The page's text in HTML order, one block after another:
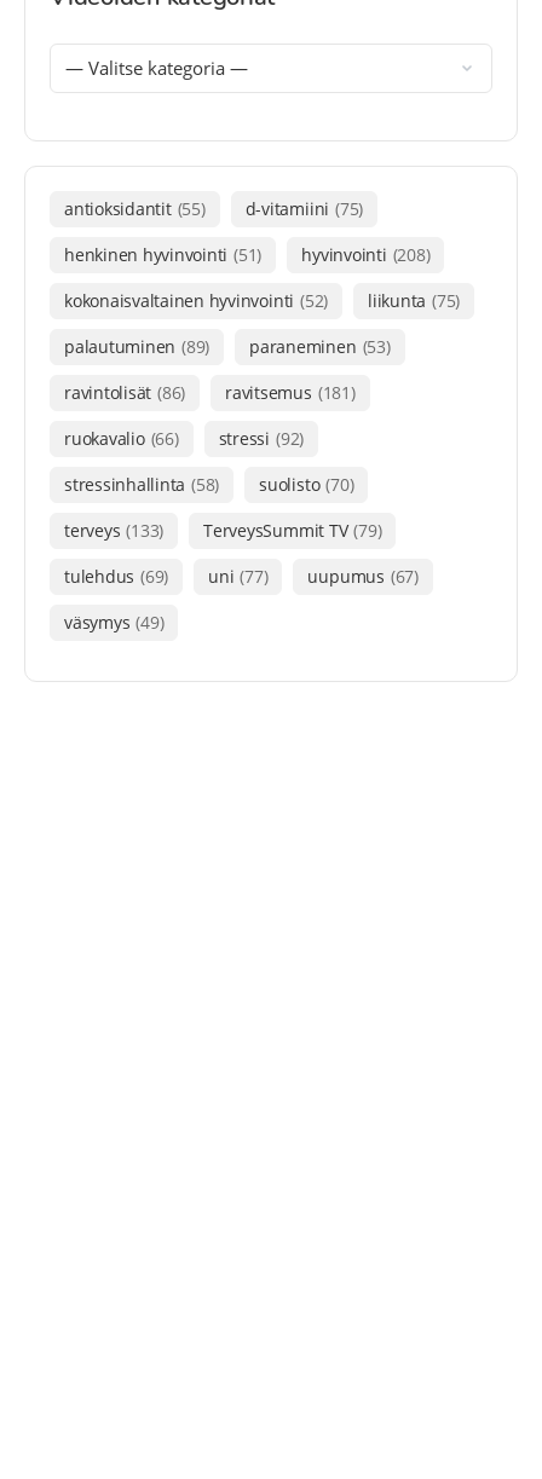
antioksidantit (55) d-vitamiini (75)
henkinen hyvinvointi (51) hyvinvointi (208)
kokonaisvaltainen hyvinvointi (52) liikunta (75)
palautuminen (89) paraneminen (53)
ravintolisät (86) ravitsemus (181)
ruokavalio (66) stressi (92)
stressinhallinta (58) suolisto (70)
terveys (133) TerveysSummit TV (79)
tulehdus (69) uni (77) uupumus (67)
väsymys (49)